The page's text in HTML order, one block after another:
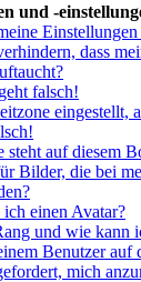
und -
Einstellungen
dass
falsch!
eingestellt,
steht auf diesem
Bilder, die bei
einen Avatar?
und wie kann
Benutzer
mich